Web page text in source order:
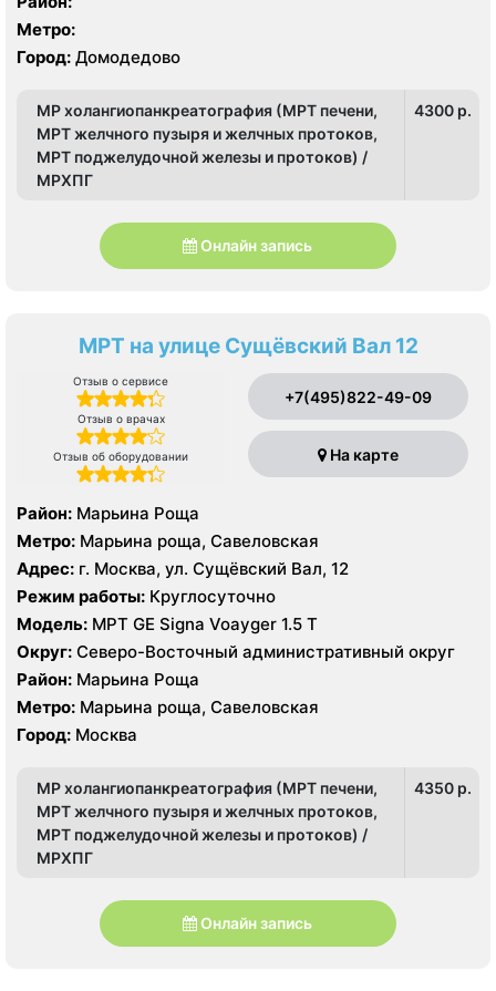
Метро:
Город: Домодедово
МР холангиопанкреатография (МРТ печени,
МРТ желчного пузыря и желчных протоков,
МРТ поджелудочной железы и протоков) /
МРХПГ
4300 p.
Онлайн запись
МРТ на улице Сущёвский Вал 12
Отзыв о сервисе
Отзыв о врачах
Отзыв об оборудовании
+7(495)822-49-09
На карте
Район: Марьина Роща
Метро: Марьина роща, Савеловская
Адрес: г. Москва, ул. Сущёвский Вал, 12
Режим работы: Круглосуточно
Модель: МРТ GE Signa Voayger 1.5 Т
Округ: Северо-Восточный административный округ
Район: Марьина Роща
Метро: Марьина роща, Савеловская
Город: Москва
МР холангиопанкреатография (МРТ печени,
МРТ желчного пузыря и желчных протоков,
МРТ поджелудочной железы и протоков) /
МРХПГ
4350 p.
Онлайн запись